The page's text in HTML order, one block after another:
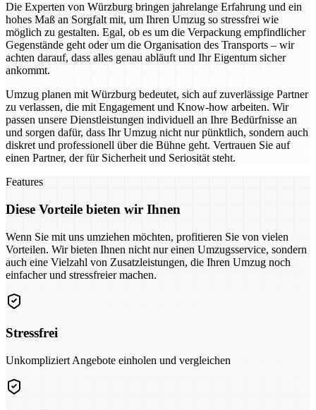
Die Experten von Würzburg bringen jahrelange Erfahrung und ein
hohes Maß an Sorgfalt mit, um Ihren Umzug so stressfrei wie
möglich zu gestalten. Egal, ob es um die Verpackung empfindlicher
Gegenstände geht oder um die Organisation des Transports – wir
achten darauf, dass alles genau abläuft und Ihr Eigentum sicher
ankommt.
Umzug planen mit Würzburg bedeutet, sich auf zuverlässige Partner
zu verlassen, die mit Engagement und Know-how arbeiten. Wir
passen unsere Dienstleistungen individuell an Ihre Bedürfnisse an
und sorgen dafür, dass Ihr Umzug nicht nur pünktlich, sondern auch
diskret und professionell über die Bühne geht. Vertrauen Sie auf
einen Partner, der für Sicherheit und Seriosität steht.
Features
Diese Vorteile bieten wir Ihnen
Wenn Sie mit uns umziehen möchten, profitieren Sie von vielen
Vorteilen. Wir bieten Ihnen nicht nur einen Umzugsservice, sondern
auch eine Vielzahl von Zusatzleistungen, die Ihren Umzug noch
einfacher und stressfreier machen.
Stressfrei
Unkompliziert Angebote einholen und vergleichen